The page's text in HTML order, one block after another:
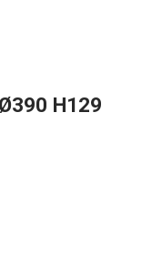
H129
Ø390 H129